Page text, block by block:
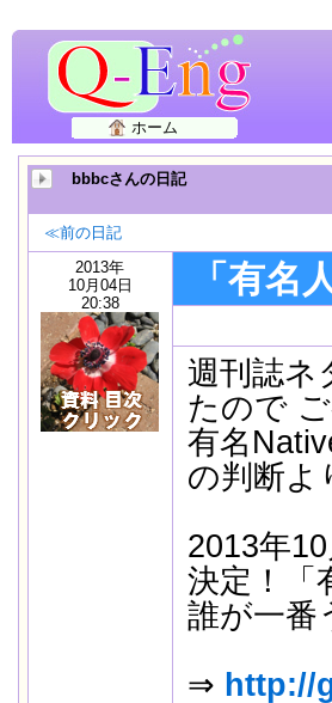
ホーム
bbbcさんの日記
≪前の日記
2013年
10月04日
20:38
「有名
週刊誌ネ
たので ご
有名
の判断よ
2013年
決定！「
誰が一番
⇒ http://